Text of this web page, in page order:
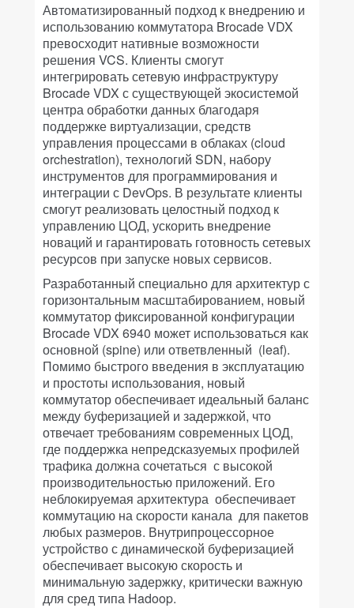
Автоматизированный подход к внедрению и
использованию коммутатора Brocade VDX
превосходит нативные возможности
решения VCS. Клиенты смогут
интегрировать сетевую инфраструктуру
Brocade VDX с существующей экосистемой
центра обработки данных благодаря
поддержке виртуализации, средств
управления процессами в облаках (cloud
orchestration), технологий SDN, набору
инструментов для программирования и
интеграции с DevOps. В результате клиенты
смогут реализовать целостный подход к
управлению ЦОД, ускорить внедрение
новаций и гарантировать готовность сетевых
ресурсов при запуске новых сервисов.
Разработанный специально для архитектур с
горизонтальным масштабированием, новый
коммутатор фиксированной конфигурации
Brocade VDX 6940 может использоваться как
основной (spine) или ответвленный (leaf).
Помимо быстрого введения в эксплуатацию
и простоты использования, новый
коммутатор обеспечивает идеальный баланс
между буферизацией и задержкой, что
отвечает требованиям современных ЦОД,
где поддержка непредсказуемых профилей
трафика должна сочетаться с высокой
производительностью приложений. Его
неблокируемая архитектура обеспечивает
коммутацию на скорости канала для пакетов
любых размеров. Внутрипроцессорное
устройство с динамической буферизацией
обеспечивает высокую скорость и
минимальную задержку, критически важную
для сред типа Hadoop.